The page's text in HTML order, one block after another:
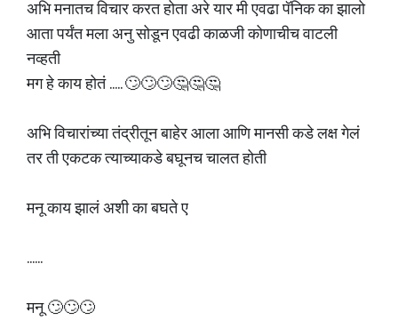
अभि मनातच विचार करत होता अरे यार मी एवढा पॅनिक का झालो
आता पर्यंत मला अनु सोडून एवढी काळजी कोणाचीच वाटली
नव्हती
मग हे काय होतं ..... 🙄🙄🙄🤔🤔🤔
अभि विचारांच्या तंद्रीतून बाहेर आला आणि मानसी कडे लक्ष गेलं
तर ती एकटक त्याच्याकडे बघूनच चालत होती
मनू काय झालं अशी का बघते ए
......
मनू 🙄🙄🙄